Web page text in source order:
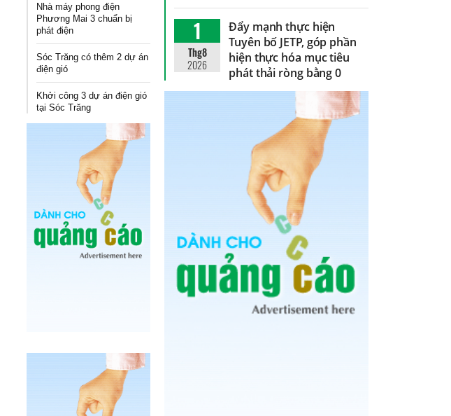
Nhà máy phong điện
Phương Mai 3 chuẩn bị
phát điện
Sóc Trăng có thêm 2 dự án
điện gió
Khởi công 3 dự án điện gió
tại Sóc Trăng
1
Thg8
2026
Đẩy mạnh thực hiện
Tuyên bố JETP, góp phần
hiện thực hóa mục tiêu
phát thải ròng bằng 0